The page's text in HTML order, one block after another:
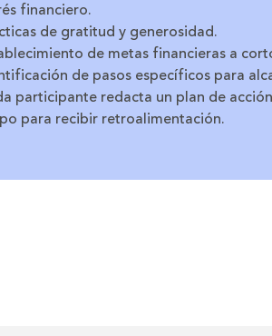
financiero.
de gratitud y generosidad.
de metas financieras a
de pasos específicos para
participante redacta un plan de
para recibir retroalimentación.